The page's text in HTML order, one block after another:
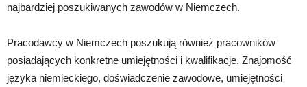
najbardziej poszukiwanych zawodów w Niemczech.
Pracodawcy w Niemczech poszukują również pracowników
posiadających konkretne umiejętności i kwalifikacje. Znajomość
języka niemieckiego, doświadczenie zawodowe, umiejętności